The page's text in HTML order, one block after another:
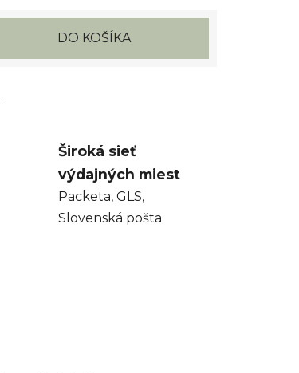
DO KOŠÍKA
Široká sieť
výdajných miest
Packeta, GLS,
Slovenská pošta